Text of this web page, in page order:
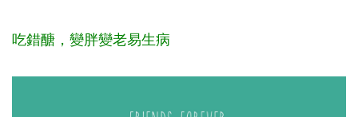
吃錯醣，變胖變老易生病